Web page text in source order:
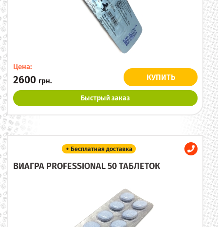
Цена:
2600 грн. КУПИТЬ
Быстрый заказ
+ Бесплатная доставка
ВИАГРА PROFESSIONAL 50 ТАБЛЕТОК